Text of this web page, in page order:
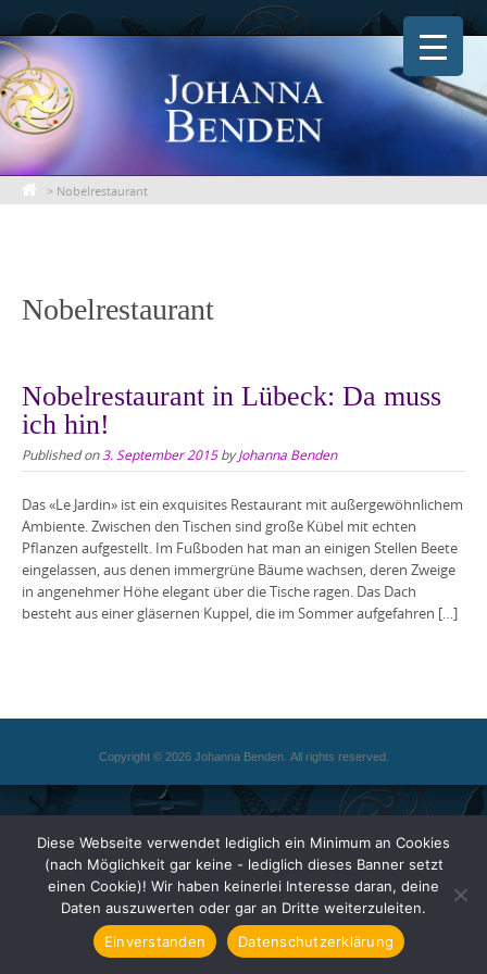
Skip
to
content
> Nobelrestaurant
Nobelrestaurant
Nobelrestaurant in Lübeck: Da muss
ich hin!
Published on 3. September 2015byJohanna Benden
Das «Le Jardin» ist ein exquisites Restaurant mit außergewöhnlichem
Ambiente. Zwischen den Tischen sind große Kübel mit echten
Pflanzen aufgestellt. Im Fußboden hat man an einigen Stellen Beete
eingelassen, aus denen immergrüne Bäume wachsen, deren Zweige
in angenehmer Höhe elegant über die Tische ragen. Das Dach
besteht aus einer gläsernen Kuppel, die im Sommer aufgefahren […]
Copyright © 2026 Johanna Benden. All rights reserved.
Diese Webseite verwendet lediglich ein Minimum an Cookies
(nach Möglichkeit gar keine - lediglich dieses Banner setzt
einen Cookie)! Wir haben keinerlei Interesse daran, deine
Daten auszuwerten oder gar an Dritte weiterzuleiten.
Einverstanden
Datenschutzerklärung